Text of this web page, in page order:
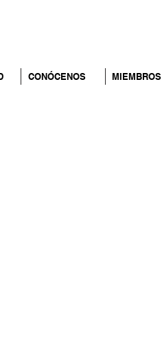
CONÓCENOS MIEMBROS